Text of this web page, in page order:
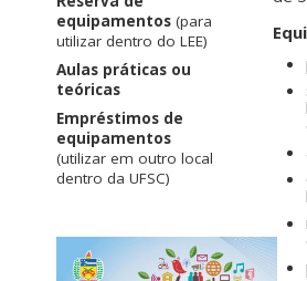
equipamentos (para
utilizar dentro do LEE)
Aulas práticas ou
teóricas
Empréstimos de
equipamentos
(utilizar em outro local
dentro da UFSC)